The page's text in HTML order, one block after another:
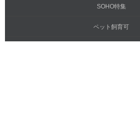
SOHO特集
ペット飼育可